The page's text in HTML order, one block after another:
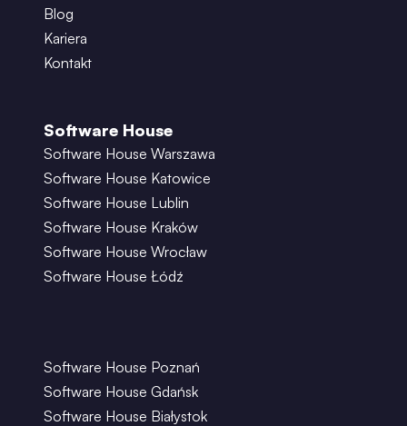
Blog
Kariera
Kontakt
Software House
Software House Warszawa
Software House Katowice
Software House Lublin
Software House Kraków
Software House Wrocław
Software House Łódź
Software House Poznań
Software House Gdańsk
Software House Białystok